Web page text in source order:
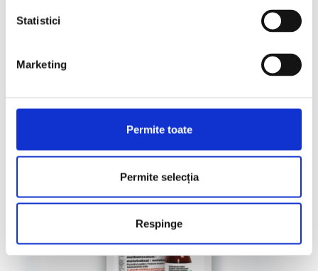
Statistici
Marketing
Permite toate
Permite selecția
Respinge